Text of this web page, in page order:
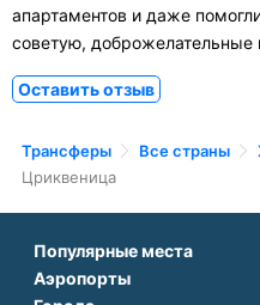
апартаментов и даже
советую, доброжелательные
Оставить отзыв
Трансферы Все страны
Цриквеница
Популярные места
Аэропорт Подгорицы
Аэропорты